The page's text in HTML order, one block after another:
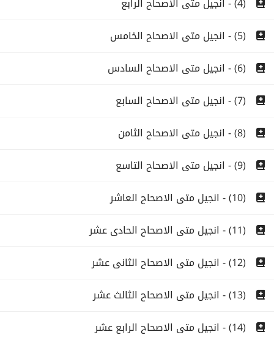
(5) - انجيل متى الاصحاح الخامس
(6) - انجيل متى الاصحاح السادس
(7) - انجيل متى الاصحاح السابع
(8) - انجيل متى الاصحاح الثامن
(9) - انجيل متى الاصحاح التاسع
(10) - انجيل متى الاصحاح العاشر
(11) - انجيل متى الاصحاح الحادى عشر
(12) - انجيل متى الاصحاح الثانى عشر
(13) - انجيل متى الاصحاح الثالث عشر
(14) - انجيل متى الاصحاح الرابع عشر